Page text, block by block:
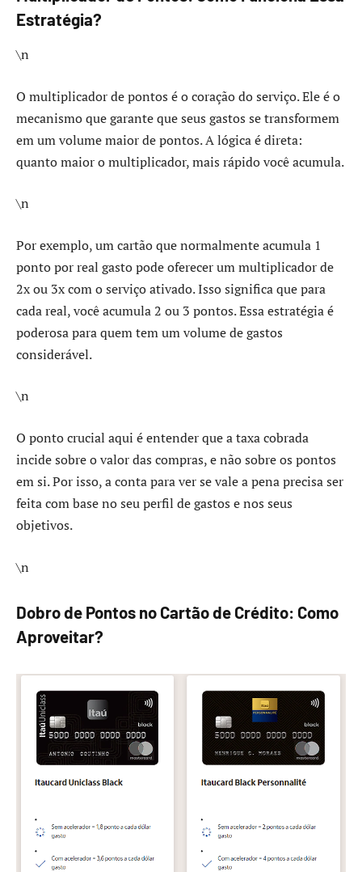
Estratégia?
\n
O multiplicador de pontos é o coração do serviço. Ele é o
mecanismo que garante que seus gastos se transformem
em um volume maior de pontos. A lógica é direta:
quanto maior o multiplicador, mais rápido você acumula.
\n
Por exemplo, um cartão que normalmente acumula 1
ponto por real gasto pode oferecer um multiplicador de
2x ou 3x com o serviço ativado. Isso significa que para
cada real, você acumula 2 ou 3 pontos. Essa estratégia é
poderosa para quem tem um volume de gastos
considerável.
\n
O ponto crucial aqui é entender que a taxa cobrada
incide sobre o valor das compras, e não sobre os pontos
em si. Por isso, a conta para ver se vale a pena precisa ser
feita com base no seu perfil de gastos e nos seus
objetivos.
\n
Dobro de Pontos no Cartão de Crédito: Como
Aproveitar?